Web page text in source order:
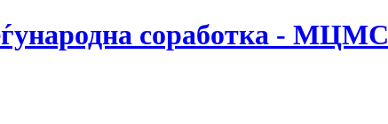
соработка - МЦМС